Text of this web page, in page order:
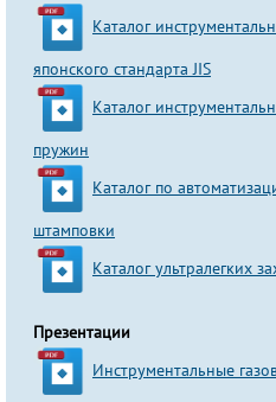
Каталог
японского стандарта JIS
Каталог
пружин
Каталог по
штамповки
Каталог ультралегких
Презентации
Инструментальные